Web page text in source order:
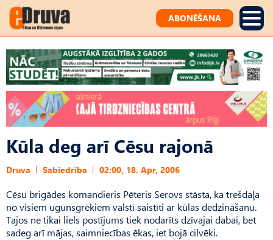
ABONĒŠANA
Kūla deg arī Cēsu rajonā
Druva Sabiedrība 02:00, 18. Apr, 2006
Cēsu brigādes komandieris Pēteris Serovs stāsta, ka trešdaļa
no visiem ugunsgrēkiem valstī saistīti ar kūlas dedzināšanu.
Tajos ne tikai liels postījums tiek nodarīts dzīvajai dabai, bet
sadeg arī mājas, saimniecības ēkas, iet bojā cilvēki.